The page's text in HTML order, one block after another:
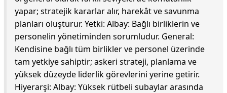
yapar; stratejik kararlar alır, harekât ve savunma
planları oluşturur. Yetki: Albay: Bağlı birliklerin ve
personelin yönetiminden sorumludur. General:
Kendisine bağlı tüm birlikler ve personel üzerinde
tam yetkiye sahiptir; askeri strateji, planlama ve
yüksek düzeyde liderlik görevlerini yerine getirir.
Hiyerarşi: Albay: Yüksek rütbeli subaylar arasında